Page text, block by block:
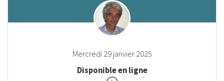
Mercredi 29 janvier 2025
Disponible en ligne